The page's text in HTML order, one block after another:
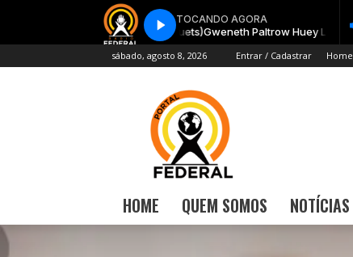
sábado, agosto 8, 2026 Entrar / Cadastrar Home
HOME QUEM SOMOS NOTÍCIAS